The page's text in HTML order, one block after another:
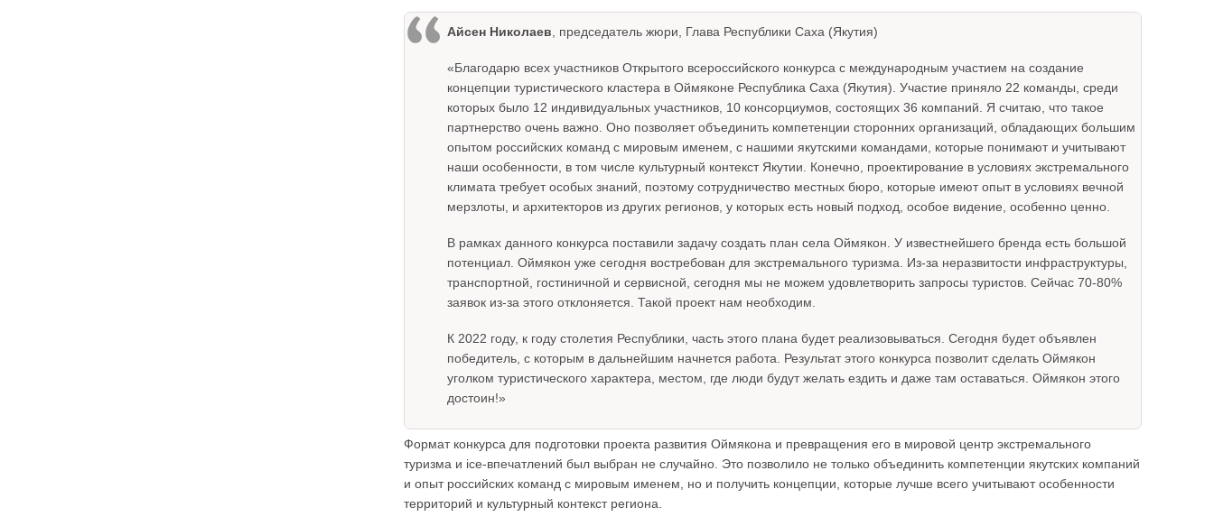
Айсен Николаев , председатель жюри, Глава Республики Саха (Якутия)
«Благодарю всех участников Открытого всероссийского конкурса с международным участием на создание
концепции туристического кластера в Оймяконе Республика Саха (Якутия). Участие приняло 22 команды, среди
которых было 12 индивидуальных участников, 10 консорциумов, состоящих 36 компаний. Я считаю, что такое
партнерство очень важно. Оно позволяет объединить компетенции сторонних организаций, обладающих большим
опытом российских команд с мировым именем, с нашими якутскими командами, которые понимают и учитывают
наши особенности, в том числе культурный контекст Якутии. Конечно, проектирование в условиях экстремального
климата требует особых знаний, поэтому сотрудничество местных бюро, которые имеют опыт в условиях вечной
мерзлоты, и архитекторов из других регионов, у которых есть новый подход, особое видение, особенно ценно.
В рамках данного конкурса поставили задачу создать план села Оймякон. У известнейшего бренда есть большой
потенциал. Оймякон уже сегодня востребован для экстремального туризма. Из-за неразвитости инфраструктуры,
транспортной, гостиничной и сервисной, сегодня мы не можем удовлетворить запросы туристов. Сейчас 70-80%
заявок из-за этого отклоняется. Такой проект нам необходим.
К 2022 году, к году столетия Республики, часть этого плана будет реализовываться. Сегодня будет объявлен
победитель, с которым в дальнейшим начнется работа. Результат этого конкурса позволит сделать Оймякон
уголком туристического характера, местом, где люди будут желать ездить и даже там оставаться. Оймякон этого
достоин!»
Формат конкурса для подготовки проекта развития Оймякона и превращения его в мировой центр экстремального
туризма и ice-впечатлений был выбран не случайно. Это позволило не только объединить компетенции якутских компаний
и опыт российских команд с мировым именем, но и получить концепции, которые лучше всего учитывают особенности
территорий и культурный контекст региона.